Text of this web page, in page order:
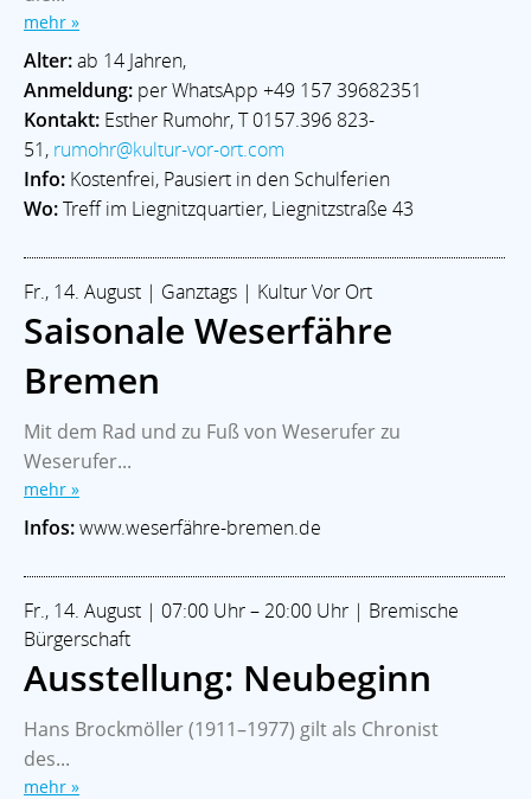
mehr »
Alter:ab 14 Jahren,
Anmeldung: per WhatsApp +49 157 39682351
Kontakt: Esther Rumohr, T 0157.396 823-
51, rumohr@kultur-vor-ort.com
Info: Kostenfrei, Pausiert in den Schulferien
Wo:Treff im Liegnitzquartier, Liegnitzstraße 43
Fr., 14. August | Ganztags | Kultur Vor Ort
Saisonale Weserfähre
Bremen
Mit dem Rad und zu Fuß von Weserufer zu
Weserufer...
mehr »
Infos:www.weserfähre-bremen.de
Fr., 14. August | 07:00 Uhr – 20:00 Uhr | Bremische
Bürgerschaft
Ausstellung: Neubeginn
Hans Brockmöller (1911–1977) gilt als Chronist
des...
mehr »